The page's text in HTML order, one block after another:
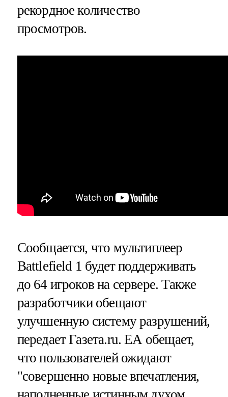
рекордное количество
просмотров.
Сообщается, что мультиплеер
Battlefield 1 будет поддерживать
до 64 игроков на сервере. Также
разработчики обещают
улучшенную систему разрушений,
передает Газета.ru. ЕА обещает,
что пользователей ожидают
"совершенно новые впечатления,